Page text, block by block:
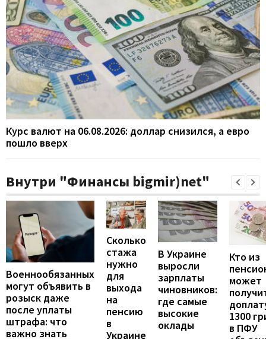
Курс валют на 06.08.2026: доллар снизился, а евро
пошло вверх
Внутри "Финансы bigmir)net"
Военнообязанных
могут объявить в
розыск даже
после уплаты
штрафа: что
важно знать
Сколько
стажа
нужно
для
выхода
на
пенсию
в
Украине
В Украине
выросли
зарплаты
чиновников:
где самые
высокие
оклады
Кто из
может
1300
в ПФУ